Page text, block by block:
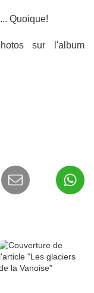
Quoique!
sur l'album